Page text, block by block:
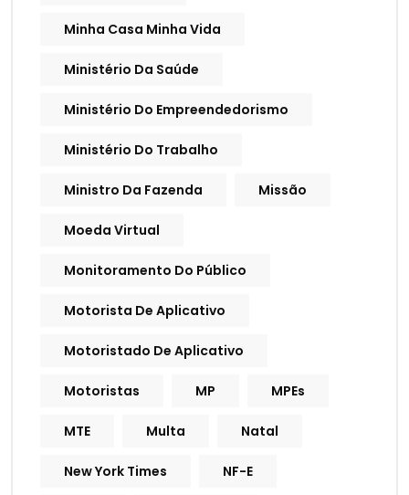
Minha Casa Minha Vida
Ministério Da Saúde
Ministério Do Empreendedorismo
Ministério Do Trabalho
Ministro Da Fazenda Missão
Moeda Virtual
Monitoramento Do Público
Motorista De Aplicativo
Motoristado De Aplicativo
Motoristas MP MPEs
MTE Multa Natal
New York Times NF-E